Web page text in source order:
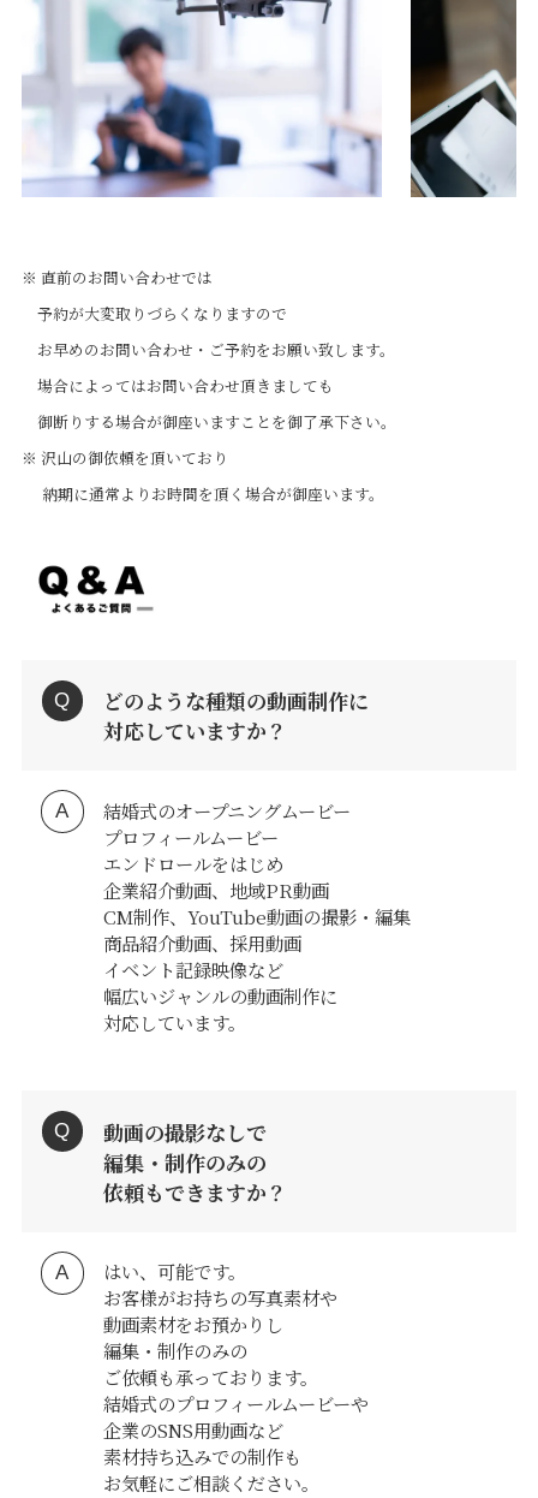
Service
Reservation
Contact
※ 直前のお問い合わせでは
予約が大変取りづらくなりますので
お早めのお問い合わせ・ご予約をお願い致します。
場合によってはお問い合わせ頂きましても
御断りする場合が御座いますことを御了承下さい。
※ 沢山の御依頼を頂いており
納期に通常よりお時間を頂く場合が御座います。
どのような種類の動画制作に
対応していますか？
結婚式のオープニングムービー
プロフィールムービー
エンドロールをはじめ
企業紹介動画、地域PR動画
CM制作、YouTube動画の撮影・編集
商品紹介動画、採用動画
イベント記録映像など
幅広いジャンルの動画制作に
対応しています。
動画の撮影なしで
編集・制作のみの
依頼もできますか？
はい、可能です。
お客様がお持ちの写真素材や
動画素材をお預かりし
編集・制作のみの
ご依頼も承っております。
結婚式のプロフィールムービーや
企業のSNS用動画など
素材持ち込みでの制作も
お気軽にご相談ください。